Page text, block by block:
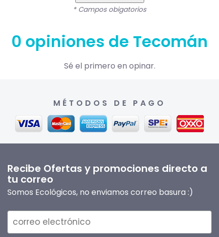
* Campos obigatorios
0 opiniones de Tecomán
Sé el primero en opinar.
MÉTODOS DE PAGO
Recibe Ofertas y promociones directo a
tu correo
Somos Ecológicos, no enviamos correo basura :)